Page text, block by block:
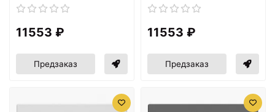
11553 ₽
Предзаказ
11553 ₽
Предзаказ